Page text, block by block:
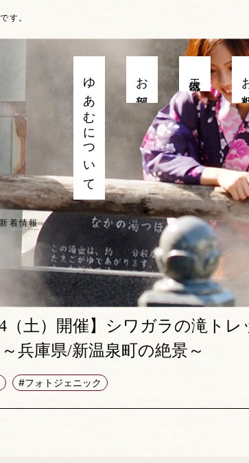
す。
ゆあむについて お部屋
新着情報 【2026年夏は7/4（土）開催】シワガラの
新温泉町（湯村温泉以外） 春 夏 秋
4（土）開催】シワガラの滝ト
兵庫県/新温泉町の絶景～
#フォトジェニック